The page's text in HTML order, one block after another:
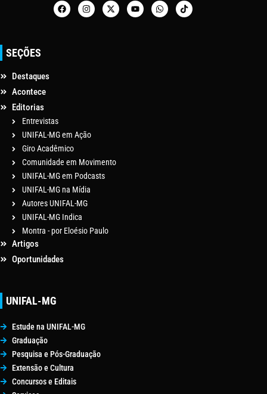
SEÇÕES
Destaques
Acontece
Editorias
Entrevistas
UNIFAL-MG em Ação
Giro Acadêmico
Comunidade em Movimento
UNIFAL-MG em Podcasts
UNIFAL-MG na Mídia
Autores UNIFAL-MG
UNIFAL-MG Indica
Montra - por Eloésio Paulo
Artigos
Oportunidades
UNIFAL-MG
Estude na UNIFAL-MG
Graduação
Pesquisa e Pós-Graduação
Extensão e Cultura
Concursos e Editais